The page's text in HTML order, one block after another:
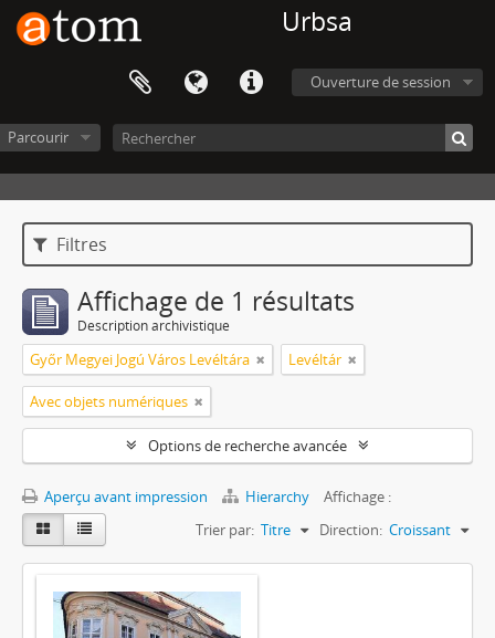
Urbsa
Ouverture de session
Parcourir
Filtres
Affichage de 1 résultats
Description archivistique
Győr Megyei Jogú Város Levéltára Levéltár
Avec objets numériques
Options de recherche avancée
Aperçu avant impression Hierarchy
Affichage :
Trier par: Titre Direction: Croissant